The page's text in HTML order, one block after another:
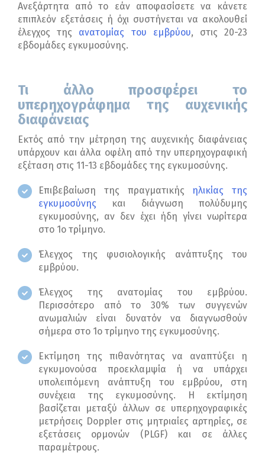
Ανεξάρτητα από το εάν αποφασίσετε να κάνετε
επιπλεόν εξετάσεις ή όχι συστήνεται να ακολουθεί
έλεγχος της ανατομίας του εμβρύου, στις 20-23
εβδομάδες εγκυμοσύνης.
Τι άλλο προσφέρει το
υπερηχογράφημα της αυχενικής
διαφάνειας
Εκτός από την μέτρηση της αυχενικής διαφάνειας
υπάρχουν και άλλα οφέλη από την υπερηχογραφική
εξέταση στις 11-13 εβδομάδες της εγκυμοσύνης.
Επιβεβαίωση της πραγματικής ηλικίας της
εγκυμοσύνης και διάγνωση πολύδυμης
εγκυμοσύνης, αν δεν έχει ήδη γίνει νωρίτερα
στο 1ο τρίμηνο.
Έλεγχος της φυσιολογικής ανάπτυξης του
εμβρύου.
Έλεγχος της ανατομίας του εμβρύου.
Περισσότερο από το 30% των συγγενών
ανωμαλιών είναι δυνατόν να διαγνωσθούν
σήμερα στο 1ο τρίμηνο της εγκυμοσύνης.
Εκτίμηση της πιθανότητας να αναπτύξει η
εγκυμονούσα προεκλαμψία ή να υπάρχει
υπολειπόμενη ανάπτυξη του εμβρύου, στη
συνέχεια της εγκυμοσύνης. Η εκτίμηση
βασίζεται μεταξύ άλλων σε υπερηχογραφικές
μετρήσεις Doppler στις μητριαίες αρτηρίες, σε
εξετάσεις ορμονών (PLGF) και σε άλλες
παραμέτρους.